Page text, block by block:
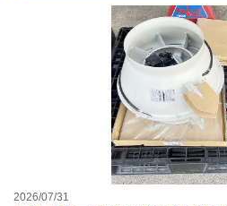
2026/07/31